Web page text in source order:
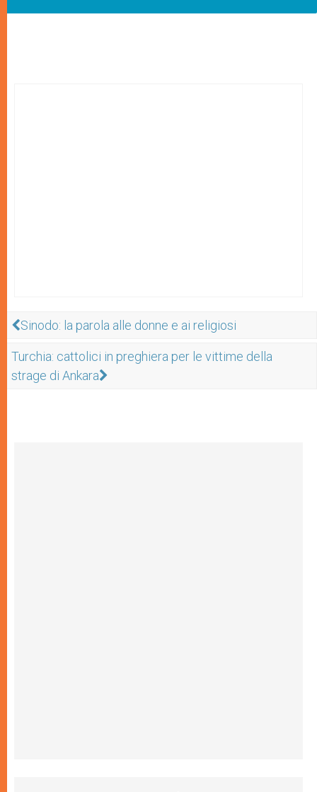
Sinodo: la parola alle donne e ai religiosi
Turchia: cattolici in preghiera per le vittime della
strage di Ankara